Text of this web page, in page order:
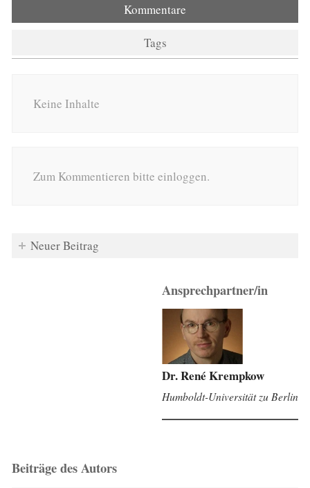
Kommentare
Tags
Keine Inhalte
Zum Kommentieren bitte einloggen.
Neuer Beitrag
Ansprechpartner/in
Dr. René Krempkow
Humboldt-Universität zu Berlin
Beiträge des Autors